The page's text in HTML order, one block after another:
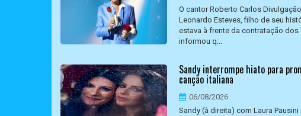
O cantor Roberto Carlos
Leonardo Esteves, filho de seu
estava à frente da contratação
informou q...
Sandy interrompe hiato para
canção italiana
06/08/2026
Sandy (à direita) com Laura